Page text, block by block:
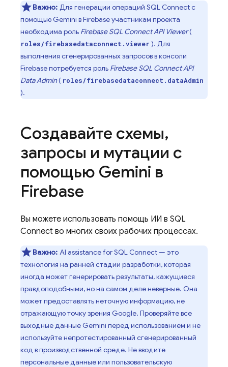
Важно: Для генерации операций SQL Connectс
помощью Gemini вFirebaseучастникам проекта
необходима роль Firebase SQL ConnectAPI Viewer(
roles/firebasedataconnect.viewer ). Для
выполнения сгенерированных запросов в консоли
Firebaseпотребуется роль Firebase SQL ConnectAPI
Data Admin( roles/firebasedataconnect.dataAdmin
).
Создавайте схемы,
запросы и мутации с
помощью Gemini в
Firebase
Вы можете использовать помощь ИИ в SQL
Connect во многих своих рабочих процессах.
Важно: AI assistance forSQL Connect— это
технология на ранней стадии разработки, которая
иногда может генерировать результаты, кажущиеся
правдоподобными, но на самом деле неверные. Она
может предоставлять неточную информацию, не
отражающую точку зрения Google. Проверяйте все
выходные данные Gemini перед использованием и не
используйте непротестированный сгенерированный
код в производственной среде. Не вводите
персональные данные или пользовательскую